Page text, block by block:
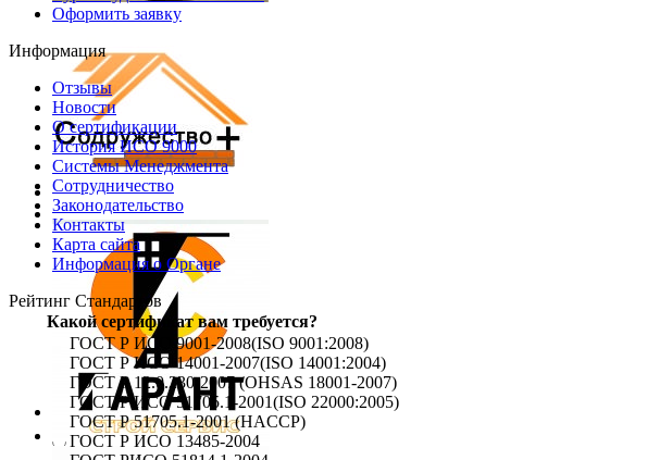
Оформить заявку
Информация
Отзывы
Новости
О сертификации
История ИСО 9000
Системы Менеджмента
Сотрудничество
Законодательство
Контакты
Карта сайта
Информация о Органе
Рейтинг Стандартов
Какой сертификат вам требуется?
ГОСТ Р ИСО 9001-2008(ISO 9001:2008)
ГОСТ Р ИСО 14001-2007(ISO 14001:2004)
ГОСТ Р 12.0.230-2007 (OHSAS 18001-2007)
ГОСТ Р ИСО 51705.1-2001(ISO 22000:2005)
ГОСТ Р 51705.1-2001 (HACCP)
ГОСТ Р ИСО 13485-2004